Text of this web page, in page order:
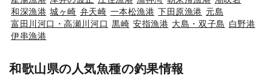
和深漁港 城ヶ崎 弁天崎 一本松漁港 下田原漁港 元島
富田川河口・高瀬川河口 黒崎 安指漁港 大島・双子島 白野港
伊串漁港
和歌山県の人気魚種の釣果情報